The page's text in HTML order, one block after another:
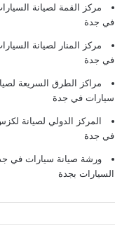
مركز القمة لصيانة
في جدة
مركز المنار لصيانة
في جدة
مراكز الطرق السريعة
سيارات في جدة
المركز الدولي لصيانة
في جدة
ورشة صيانة سيارات في
السيارات بجدة